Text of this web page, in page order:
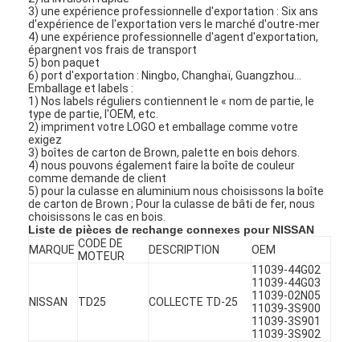
Produits
3) une expérience professionnelle d'exportation : Six ans
d'expérience de l'exportation vers le marché d'outre-mer
4) une expérience professionnelle d'agent d'exportation,
épargnent vos frais de transport
5) bon paquet
6) port d'exportation : Ningbo, Changhaï, Guangzhou…
Emballage et labels :
1) Nos labels réguliers contiennent le « nom de partie, le
type de partie, l'OEM, etc.
2) impriment votre LOGO et emballage comme votre
exigez
3) boîtes de carton de Brown, palette en bois dehors.
4) nous pouvons également faire la boîte de couleur
comme demande de client
5) pour la culasse en aluminium nous choisissons la boîte
de carton de Brown ; Pour la culasse de bâti de fer, nous
choisissons le cas en bois.
Liste de pièces de rechange connexes pour NISSAN
MARQUE CODE DE
MOTEUR
DESCRIPTION OEM
NISSAN TD25 COLLECTE TD-25
11039-44G02
11039-44G03
11039-02N05
11039-3S900
11039-3S901
11039-3S902